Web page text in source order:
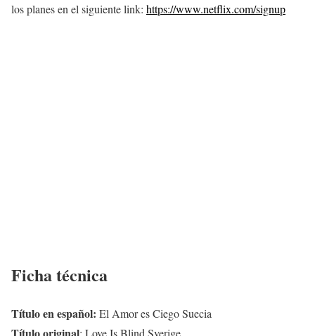
los planes en el siguiente link: https://www.netflix.com/signup
Ficha técnica
Título en español: El Amor es Ciego Suecia
: Love Is Blind Sverige